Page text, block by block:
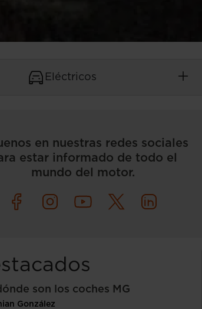
Eléctricos
en nuestras redes sociales
estar informado de todo el
mundo del motor.
son los coches MG
González